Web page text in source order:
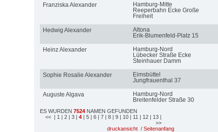
Franziska Alexander
Hamburg-Mitte
Reeperbahn Ecke Große
Freiheit
Hedwig Alexander
Altona
Erik-Blumenfeld-Platz 15
Heinz Alexander
Hamburg-Nord
Lübecker Straße Ecke
Steinhauer Damm
Sophie Rosalie Alexander
Eimsbüttel
Jungfrauenthal 37
Auguste Algava
Hamburg-Nord
Breitenfelder Straße 30
ES WURDEN 7524 NAMEN GEFUNDEN
<< | 1 | 2 | 3 | 4 | 5 | 6 | 7 | 8 | 9 | 10 | 11 | 12 | 13 |
>>
druckansicht / Seitenanfang